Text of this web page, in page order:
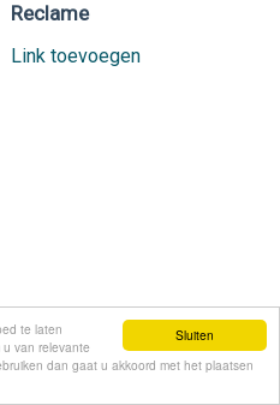
Sluiten
te laten
van relevante
dan gaat u akkoord met het plaatsen
Reclame
Link toevoegen